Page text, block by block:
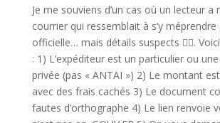
Je me souviens d’un cas où un lecteur a
courrier qui ressemblait à s’y
officielle… mais détails suspects 🕵️‍♂️.
: 1) L’expéditeur est un particulier ou
privée (pas « ANTAI ») 2) Le montant
avec des frais cachés 3) Le document
fautes d’orthographe 4) Le lien renvoie